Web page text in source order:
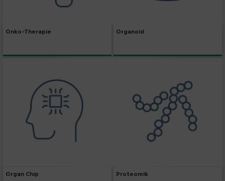
Onko-Therapie Organoid
Organ Chip Proteomik